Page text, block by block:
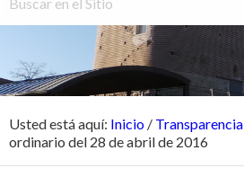
Usted está aquí: Inicio / Transparencia
ordinario del 28 de abril de 2016